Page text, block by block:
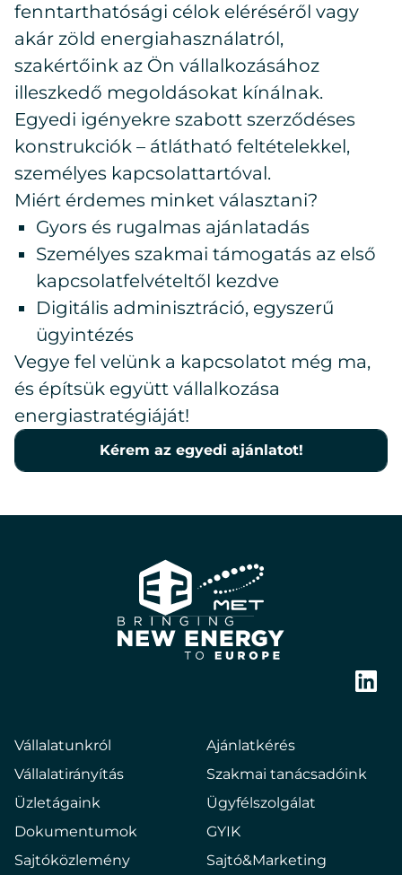
fenntarthatósági célok eléréséről vagy
akár zöld energiahasználatról,
szakértőink az Ön vállalkozásához
illeszkedő megoldásokat kínálnak.
Egyedi igényekre szabott szerződéses
konstrukciók – átlátható feltételekkel,
személyes kapcsolattartóval.
Miért érdemes minket választani?
Gyors és rugalmas ajánlatadás
Személyes szakmai támogatás az első
kapcsolatfelvételtől kezdve
Digitális adminisztráció, egyszerű
ügyintézés
Vegye fel velünk a kapcsolatot még ma,
és építsük együtt vállalkozása
energiastratégiáját!
Kérem az egyedi ajánlatot!
E2
Hungary
Vállalatunkról
Vállalatirányítás
Üzletágaink
Dokumentumok
Sajtóközlemény
Ajánlatkérés
Szakmai tanácsadóink
Ügyfélszolgálat
GYIK
Sajtó&Marketing